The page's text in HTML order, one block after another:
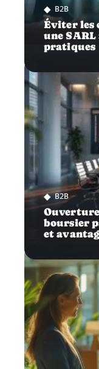
B2B
Éviter les
une SARL
pratiques
B2B
boursier
et